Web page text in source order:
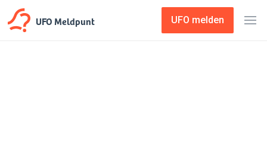
UFO Meldpunt UFO melden